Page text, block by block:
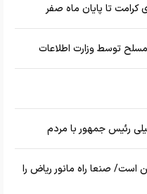
رئیس جمهور با مردم
است/ صنعا راه مانور ریاض را